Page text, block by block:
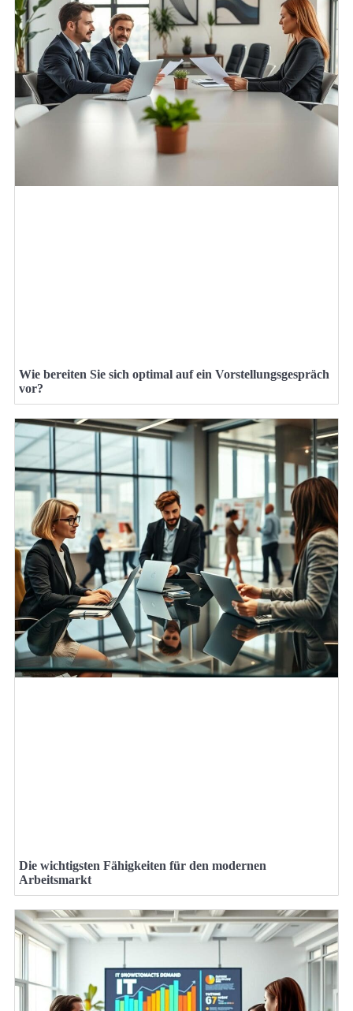
Wie bereiten Sie sich optimal auf ein Vorstellungsgespräch
vor?
Die wichtigsten Fähigkeiten für den modernen
Arbeitsmarkt